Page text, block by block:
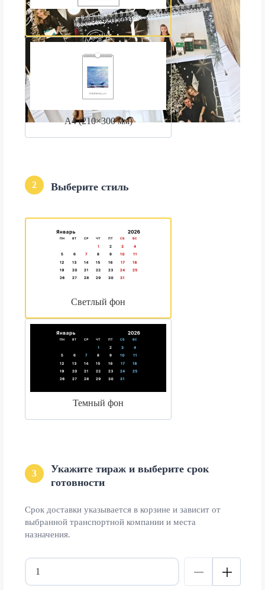
А3 (300×420 мм)
А4 (210×300 мм)
2 Выберите стиль
Светлый фон
Темный фон
3
Укажите тираж и выберите срок
готовности
Срок доставки указывается в корзине и зависит от
выбранной транспортной компании и места
назначения.